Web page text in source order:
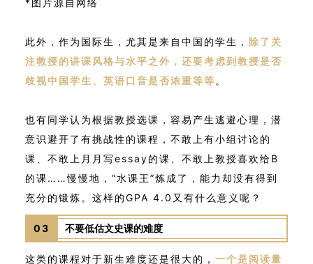
此外，作为国际生，尤其是来自中国的学生， 除了关
注教授的讲课风格与水平之外，还要考虑到教授是否
歧视中国学生、英语口音是否浓重等等 。
也有同学认为根据教授选课，容易产生逃避心理，潜
意识避开了有挑战性的课程，不敢上有小组讨论的
课、不敢上月月写essay的课、不敢上教授喜欢给B
的课……慢慢地，“水课王”炼成了，能力却没有得到
充分的锻炼。这样的GPA 4.0又有什么意义呢？
03 不要低估文史课的难度
这类的课程对于新生难度还是很大的， 一个是阅读量